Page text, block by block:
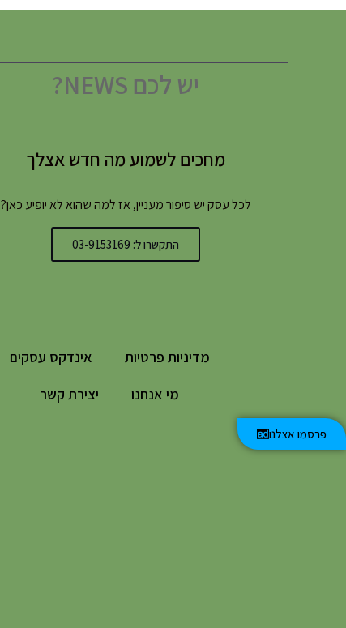
פרסמו אצלנו
יש לכם NEWS?
מחכים לשמוע מה חדש אצלך
לכל עסק יש סיפור מעניין, אז למה שהוא לא יופיע כאן?
התקשרו ל: 03-9153169
מדיניות פרטיות
אינדקס עסקים
מי אנחנו
יצירת קשר